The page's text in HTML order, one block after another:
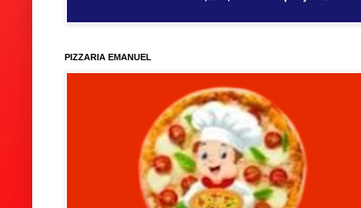
PIZZARIA EMANUEL